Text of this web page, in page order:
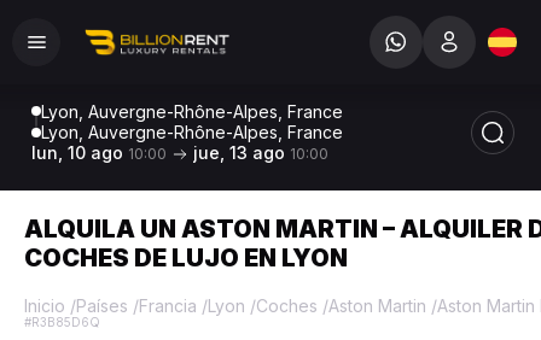
Lyon, Auvergne-Rhône-Alpes, France
Lyon, Auvergne-Rhône-Alpes, France
lun, 10 ago 10:00 jue, 13 ago 10:00
ALQUILA UN ASTON MARTIN – ALQUILER
COCHES DE LUJO EN LYON
Inicio /Países /Francia /Lyon /Coches /Aston Martin /Aston Martin
#R3B85D6Q